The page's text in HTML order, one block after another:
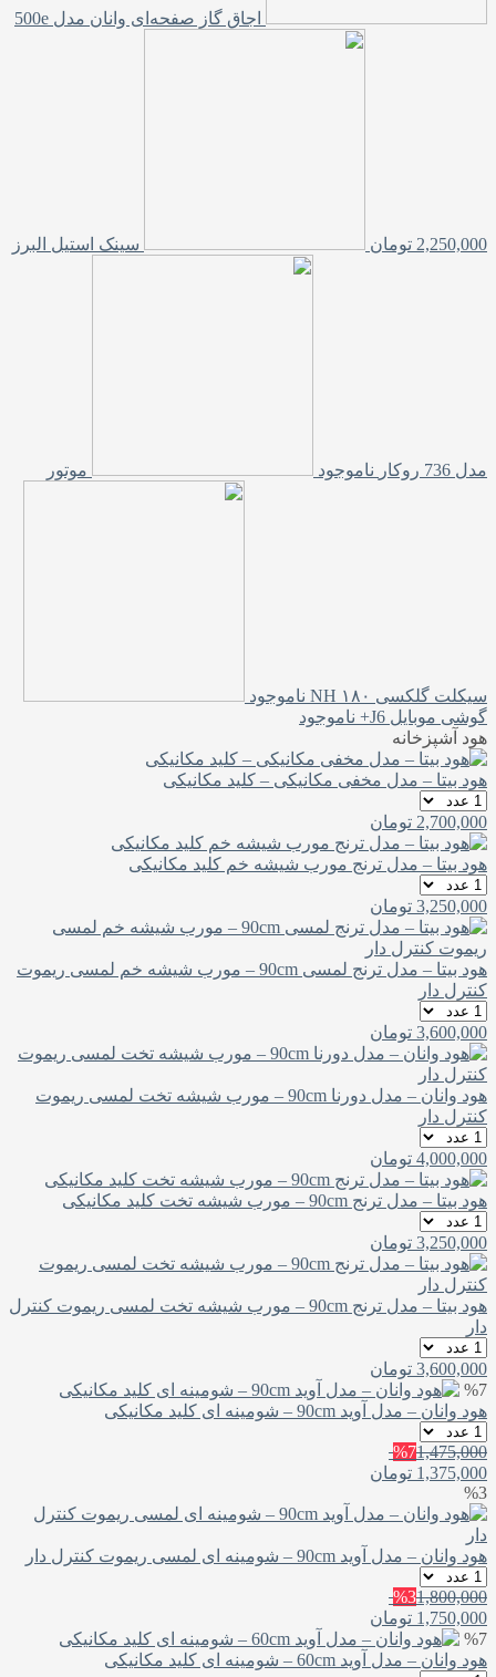
اجاق گاز صفحه‌ای وانان مدل 500e
2,250,000 تومان سینک استیل البرز
مدل 736 روکار ناموجود موتور
سیکلت گلکسی NH ۱۸۰
ناموجود
گوشی موبایل J6+
ناموجود
هود آشپزخانه
هود بیتا – مدل مخفی مکانیکی – کلید مکانیکی
2,700,000 تومان
هود بیتا – مدل ترنج مورب شیشه خم کلید مکانیکی
3,250,000 تومان
هود بیتا – مدل ترنج لمسی 90cm – مورب شیشه خم لمسی ریموت
کنترل دار
3,600,000 تومان
هود وانان – مدل دورنا 90cm – مورب شیشه تخت لمسی ریموت
کنترل دار
4,000,000 تومان
هود بیتا – مدل ترنج 90cm – مورب شیشه تخت کلید مکانیکی
3,250,000 تومان
هود بیتا – مدل ترنج 90cm – مورب شیشه تخت لمسی ریموت کنترل
دار
3,600,000 تومان
%7
هود وانان – مدل آوید 90cm – شومینه ای کلید مکانیکی
%71,475,000
1,375,000 تومان
%3
هود وانان – مدل آوید 90cm – شومینه ای لمسی ریموت کنترل دار
%31,800,000
1,750,000 تومان
%7
هود وانان – مدل آوید 60cm – شومینه ای کلید مکانیکی